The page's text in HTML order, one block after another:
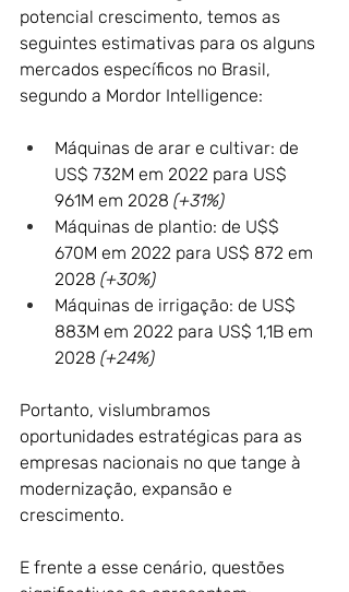
potencial crescimento, temos as
seguintes estimativas para os alguns
mercados específicos no Brasil,
segundo a Mordor Intelligence:
Máquinas de arar e cultivar: de
US$ 732M em 2022 para US$
961M em 2028 (+31%)
Máquinas de plantio: de U$$
670M em 2022 para US$ 872 em
2028 (+30%)
Máquinas de irrigação: de US$
883M em 2022 para US$ 1,1B em
2028 (+24%)
Portanto, vislumbramos
oportunidades estratégicas para as
empresas nacionais no que tange à
modernização, expansão e
crescimento.
E frente a esse cenário, questões